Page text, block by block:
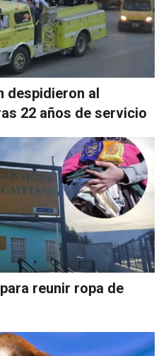
despidieron al
22 años de servicio
reunir ropa de